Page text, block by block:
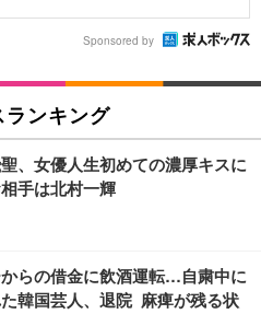
Sponsored by
ランキング
、女優人生初めての濃厚キスに
手は北村一輝
らの借金に飲酒運転…自粛中に
韓国芸人、退院 麻痺が残る状